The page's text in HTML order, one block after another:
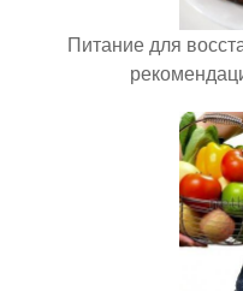
Питание для